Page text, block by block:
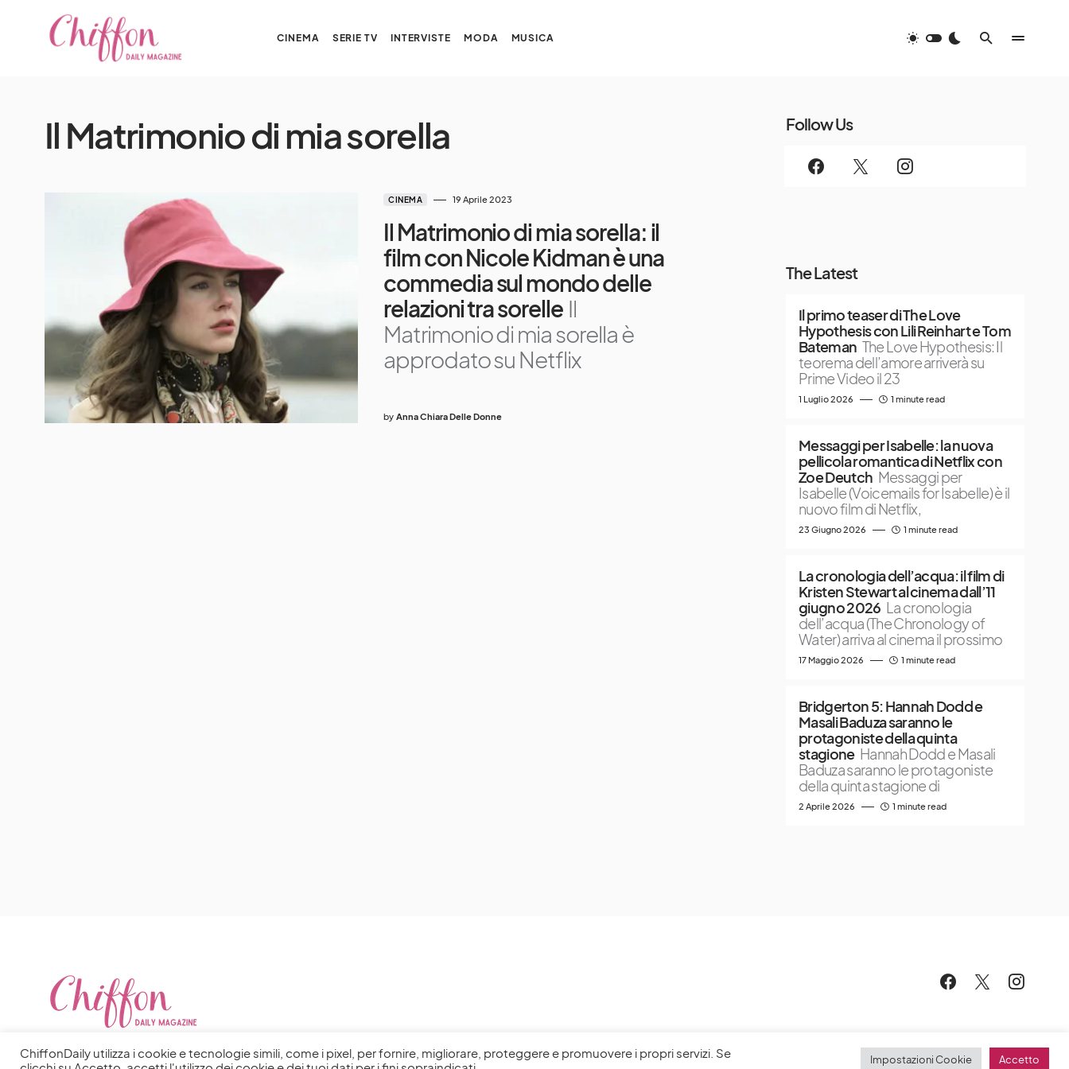
CINEMA SERIE TV INTERVISTE MODA MUSICA
Il Matrimonio di mia sorella
CINEMA 19 Aprile 2023
Il Matrimonio di mia sorella: il
film con Nicole Kidman è una
commedia sul mondo delle
relazioni tra sorelle Il
Matrimonio di mia sorella è
approdato su Netflix
by Anna Chiara Delle Donne
Follow Us
The Latest
Il primo teaser di The Love
Hypothesis con Lili Reinhart e Tom
Bateman The Love Hypothesis: Il
teorema dell’amore arriverà su
Prime Video il 23
1 Luglio 2026 1 minute read
Messaggi per Isabelle: la nuova
pellicola romantica di Netflix con
Zoe Deutch Messaggi per
Isabelle (Voicemails for Isabelle) è il
nuovo film di Netflix,
23 Giugno 2026 1 minute read
La cronologia dell’acqua: il film di
Kristen Stewart al cinema dall’11
giugno 2026 La cronologia
dell’acqua (The Chronology of
Water) arriva al cinema il prossimo
17 Maggio 2026 1 minute read
Bridgerton 5: Hannah Dodd e
Masali Baduza saranno le
protagoniste della quinta
stagione Hannah Dodd e Masali
Baduza saranno le protagoniste
della quinta stagione di
2 Aprile 2026 1 minute read
ChiffonDaily utilizza i cookie e tecnologie simili, come i pixel, per fornire, migliorare, proteggere e promuovere i propri servizi. Se
Impostazioni Cookie Accetto